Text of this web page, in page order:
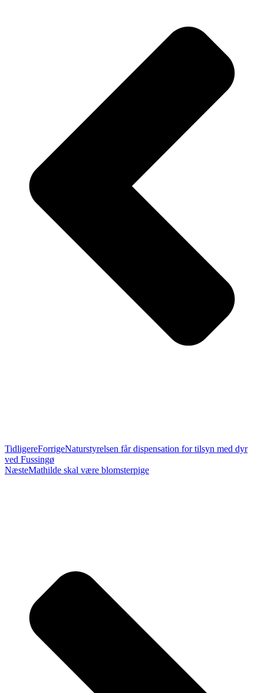
TidligereForrigeNaturstyrelsen får dispensation for tilsyn med dyr
ved Fussingø
NæsteMathilde skal være blomsterpige